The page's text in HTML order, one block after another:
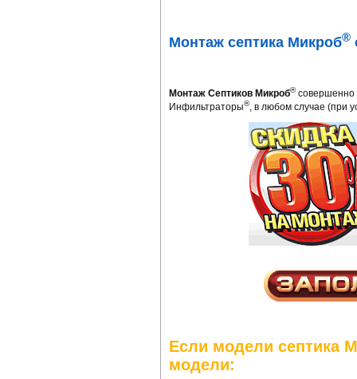
Монтаж септика Микроб®
Монтаж Септиков Микроб®совершенно
Инфильтраторы®, в любом случае (при
Если модели септика
модели: